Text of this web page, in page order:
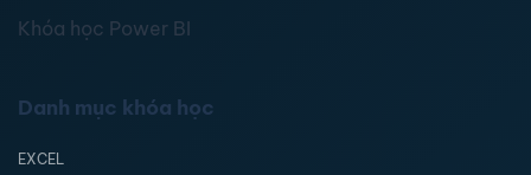
Khóa học Power BI
Danh mục khóa học
EXCEL